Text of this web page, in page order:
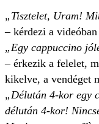
„Tisztelet, Uram!
– kérdezi a
„Egy cappuccino
– érkezik a felelet,
kikelve, a vendéget
„Délután 4-kor egy
délután 4-kor!